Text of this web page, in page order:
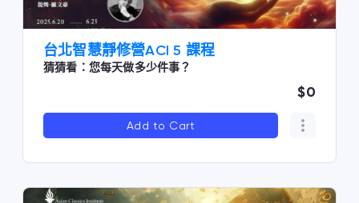
台北智慧靜修營ACI 5 課程
猜猜看：您每天做多少件事？
$0
Add to Cart